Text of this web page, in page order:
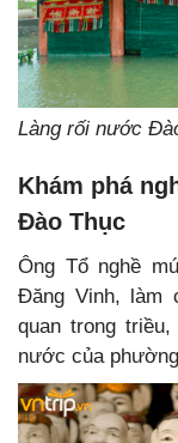
Làng rối nước
Khám phá
Đào Thục
Ông Tổ nghề
Đăng Vinh, làm
quan trong
nước của